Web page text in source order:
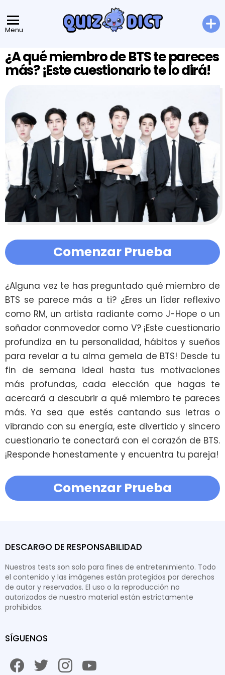
Menu
¿A qué miembro de BTS te pareces
más? ¡Este cuestionario te lo dirá!
Comenzar Prueba
¿Alguna vez te has preguntado qué miembro de
BTS se parece más a ti? ¿Eres un líder reflexivo
como RM, un artista radiante como J-Hope o un
soñador conmovedor como V? ¡Este cuestionario
profundiza en tu personalidad, hábitos y sueños
para revelar a tu alma gemela de BTS! Desde tu
fin de semana ideal hasta tus motivaciones
más profundas, cada elección que hagas te
acercará a descubrir a qué miembro te pareces
más. Ya sea que estés cantando sus letras o
vibrando con su energía, este divertido y sincero
cuestionario te conectará con el corazón de BTS.
¡Responde honestamente y encuentra tu pareja!
Comenzar Prueba
DESCARGO DE RESPONSABILIDAD
Nuestros tests son solo para fines de entretenimiento. Todo
el contenido y las imágenes están protegidos por derechos
de autor y reservados. El uso o la reproducción no
autorizados de nuestro material están estrictamente
prohibidos.
SÍGUENOS